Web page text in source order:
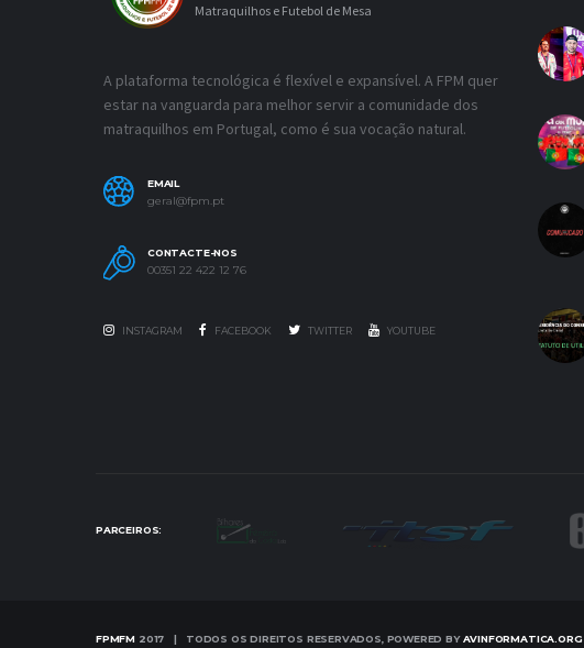
Matraquilhos e Futebol de Mesa
A plataforma tecnológica é flexível e expansível. A FPM quer
estar na vanguarda para melhor servir a comunidade dos
matraquilhos em Portugal, como é sua vocação natural.
EMAIL
geral@fpm.pt
CONTACTE-NOS
00351 22 422 12 76
INSTAGRAM FACEBOOK TWITTER YOUTUBE
PARCEIROS:
FPMFM 2017 | TODOS OS DIREITOS RESERVADOS, POWERED BYAVINFORMATICA.ORG